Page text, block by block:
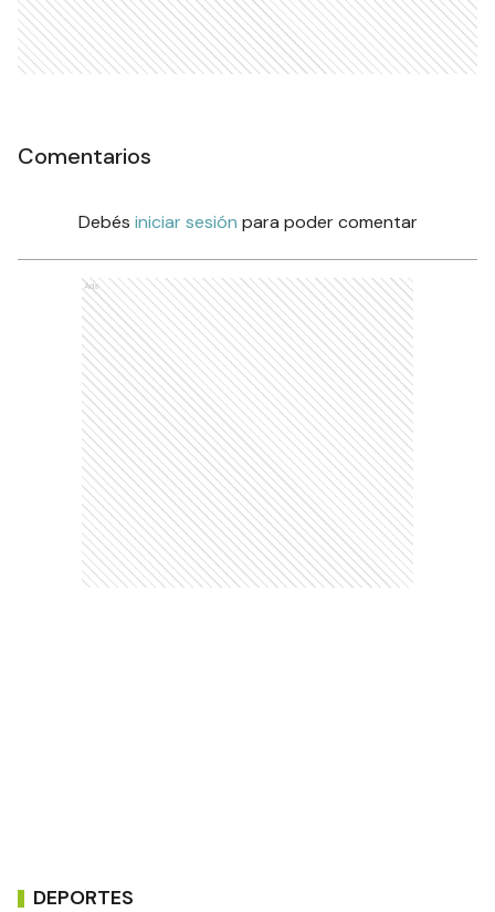
Comentarios
Debés iniciar sesión para poder comentar
Ads
DEPORTES